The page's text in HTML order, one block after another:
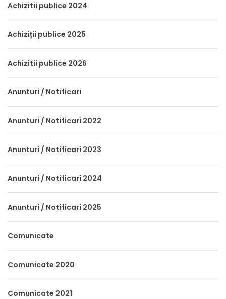
Achizitii publice 2024
Achiziții publice 2025
Achizitii publice 2026
Anunturi / Notificari
Anunturi / Notificari 2022
Anunturi / Notificari 2023
Anunturi / Notificari 2024
Anunturi / Notificari 2025
Comunicate
Comunicate 2020
Comunicate 2021